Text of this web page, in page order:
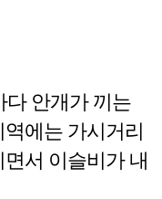
다 안개가 끼는
에는 가시거리
서 이슬비가 내